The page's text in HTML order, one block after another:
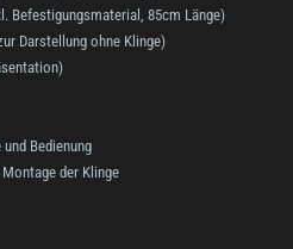
Befestigungsmaterial, 85cm Länge)
Darstellung ohne Klinge)
Bedienung
der Klinge